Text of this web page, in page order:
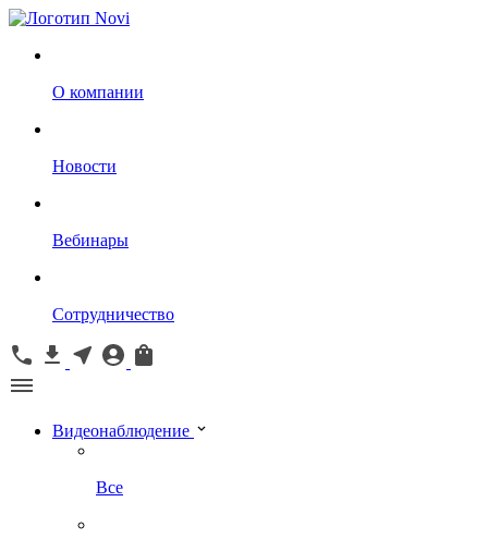
О компании
Новости
Вебинары
Сотрудничество
Видеонаблюдение
Все